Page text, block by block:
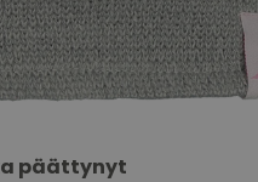
päättynyt